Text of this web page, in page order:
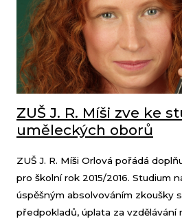
ZUŠ J. R. Míši zve ke
uměleckých oborů
ZUŠ J. R. Míši Orlová pořádá
pro školní rok 2015/2016. Studium
úspěšným absolvováním zkoušky
předpokladů, úplata za vzdělávání